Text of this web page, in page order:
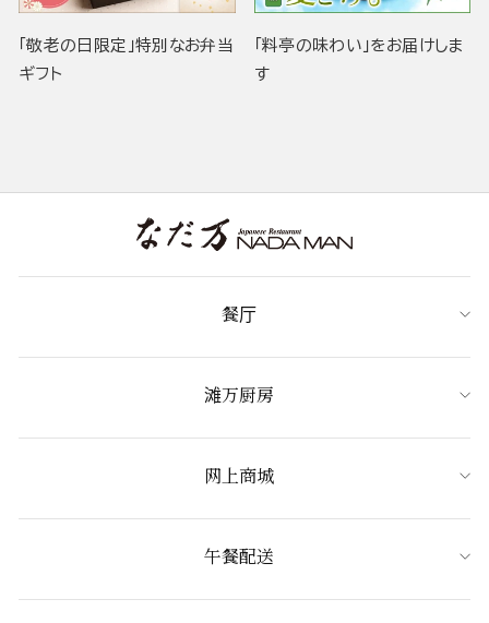
「敬老の日限定」特別なお弁当
ギフト
「料亭の味わい」をお届けしま
す
餐厅
滩万厨房
网上商城
午餐配送